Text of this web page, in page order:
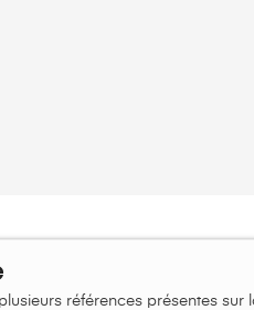
références présentes sur